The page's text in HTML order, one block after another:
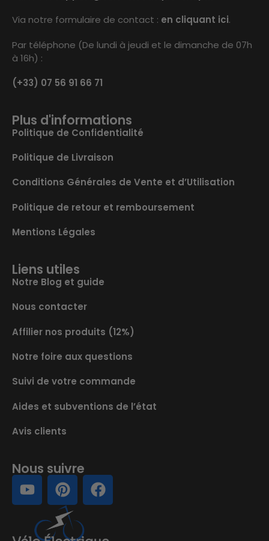
Via notre formulaire de contact : en cliquant ici.
Par téléphone (De lundi à jeudi et le dimanche de 07h
à 16h) :
(+33) 07 56 91 66 71
Plus d'informations
Politique de Confidentialité
Politique de Livraison
Conditions Générales de Vente et d’Utilisation
Politique de retour et remboursement
Mentions Légales
Liens utiles
Notre Blog et guide
Nous contacter
Affilier nos produits (12%)
Notre foire aux questions
Suivi de votre commande
Aides et subventions de l’état
Avis clients
Nous suivre